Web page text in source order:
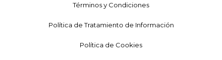
Términos y Condiciones
Política de Tratamiento de Información
Política de Cookies